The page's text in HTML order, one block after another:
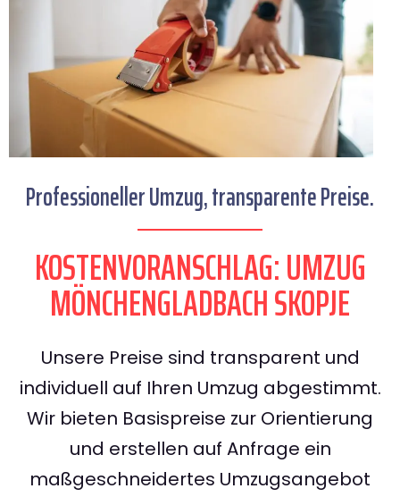
Professioneller Umzug, transparente Preise.
KOSTENVORANSCHLAG: UMZUG
MÖNCHENGLADBACH SKOPJE
Unsere Preise sind transparent und
individuell auf Ihren Umzug abgestimmt.
Wir bieten Basispreise zur Orientierung
und erstellen auf Anfrage ein
maßgeschneidertes Umzugsangebot